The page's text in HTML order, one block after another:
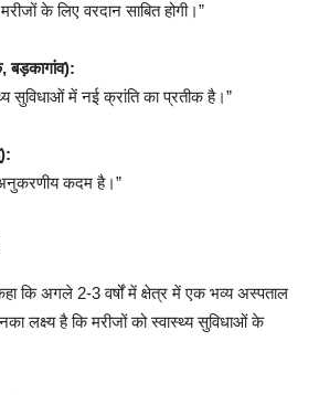
के लिए वरदान साबित होगी।”
बड़कागांव):
सुविधाओं में नई क्रांति का प्रतीक है।”
अनुकरणीय कदम है।”
कि अगले 2-3 वर्षों में क्षेत्र में एक भव्य अस्पताल
लक्ष्य है कि मरीजों को स्वास्थ्य सुविधाओं के